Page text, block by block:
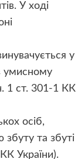
У ході
у
умисному
1 ст. 301-1 КК
осіб,
та збуті
України).